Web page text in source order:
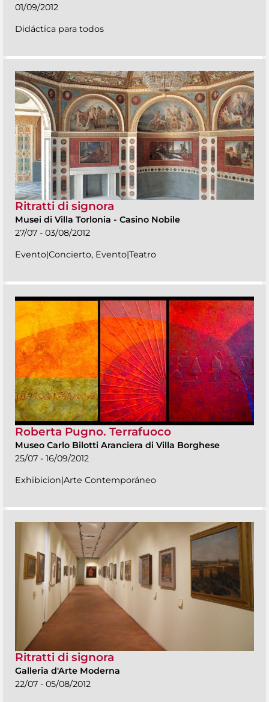
01/09/2012
Didáctica para todos
Ritratti di signora
Musei di Villa Torlonia - Casino Nobile
27/07 - 03/08/2012
Evento|Concierto, Evento|Teatro
Roberta Pugno. Terrafuoco
Museo Carlo Bilotti Aranciera di Villa Borghese
25/07 - 16/09/2012
Exhibicion|Arte Contemporáneo
Ritratti di signora
Galleria d'Arte Moderna
22/07 - 05/08/2012